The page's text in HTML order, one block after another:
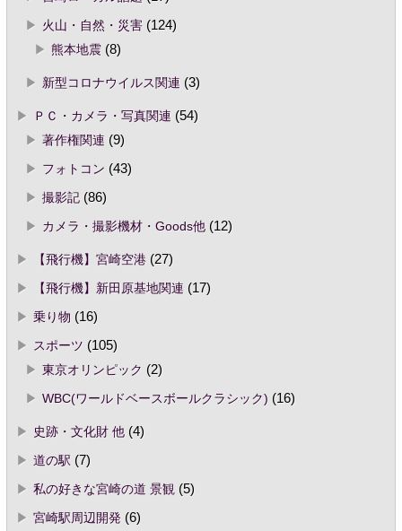
火山・自然・災害(124)
熊本地震(8)
新型コロナウイルス関連 (3)
ＰＣ・カメラ・写真関連 (54)
著作権関連 (9)
フォトコン (43)
撮影記(86)
カメラ・撮影機材・Goods他(12)
【飛行機】宮崎空港(27)
【飛行機】新田原基地関連 (17)
乗り物 (16)
スポーツ (105)
東京オリンピック (2)
WBC(ワールドベースボールクラシック) (16)
史跡・文化財 他(4)
道の駅 (7)
私の好きな宮崎の道 景観 (5)
宮崎駅周辺開発(6)